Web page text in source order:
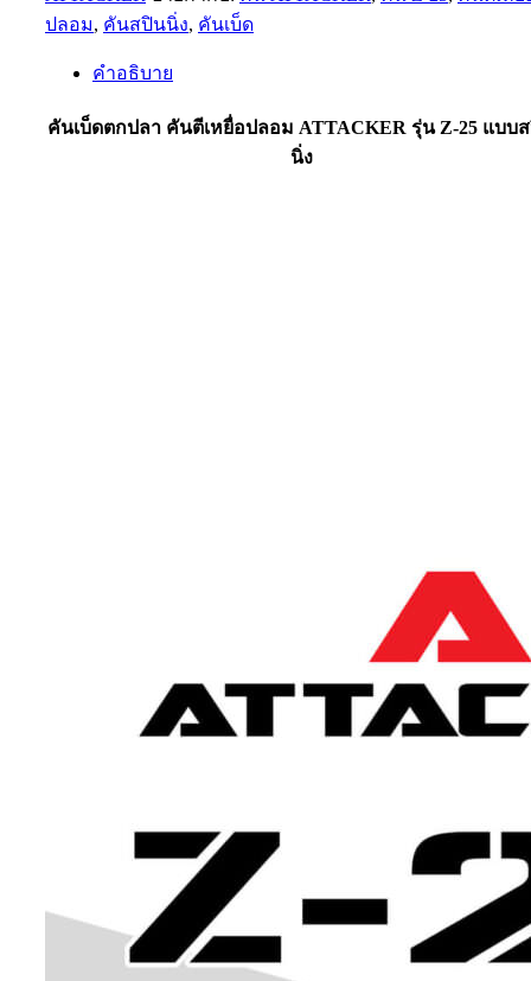
ปลอม, คันสปินนิ่ง, คันเบ็ด
คำอธิบาย
คันเบ็ดตกปลา คันตีเหยื่อปลอม ATTACKER รุ่น Z-25 แบบ
นิ่ง